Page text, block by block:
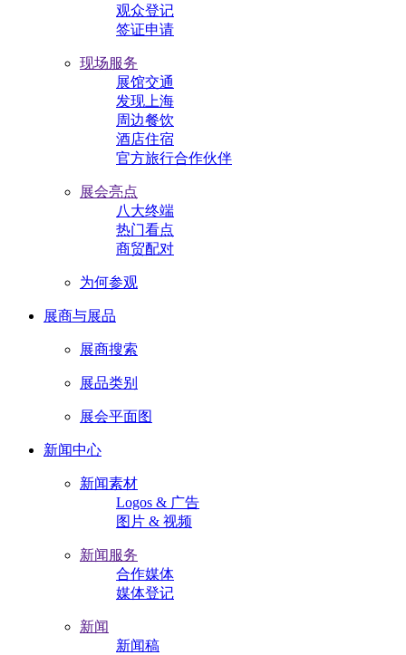
观众登记
签证申请
现场服务
展馆交通
发现上海
周边餐饮
酒店住宿
官方旅行合作伙伴
展会亮点
八大终端
热门看点
商贸配对
为何参观
展商与展品
展商搜索
展品类别
展会平面图
新闻中心
新闻素材
Logos & 广告
图片 & 视频
新闻服务
合作媒体
媒体登记
新闻
新闻稿